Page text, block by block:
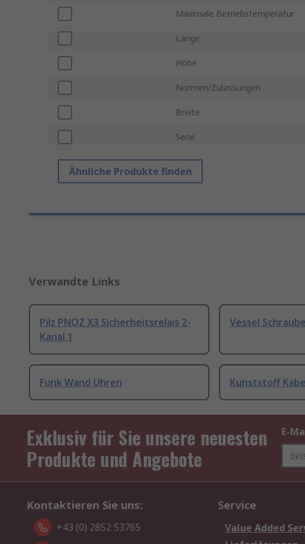
Maximale Betriebstemperatur
Länge
Höhe
Normen/Zulassungen
Breite
Serie
Ähnliche Produkte finden
Verwandte Links
Pilz PNOZ X3 Sicherheitsrelais 2-
Kanal 1
Vessel
Funk Wand Uhren Kunststoff
Exklusiv für Sie unsere neuesten
Produkte und Angebote
E-
Kontaktieren Sie uns:
+43 (0) 2852 53765
Service
Value Added